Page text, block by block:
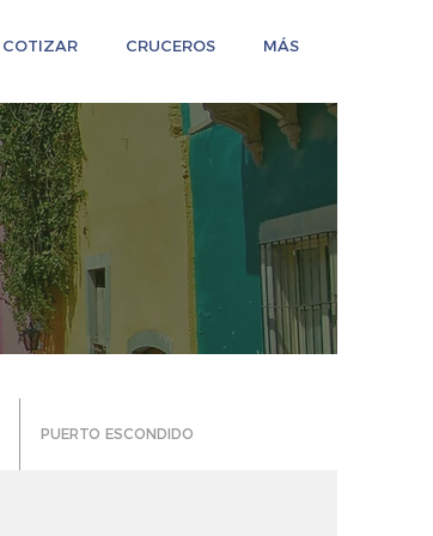
COTIZAR CRUCEROS MÁS
PUERTO ESCONDIDO